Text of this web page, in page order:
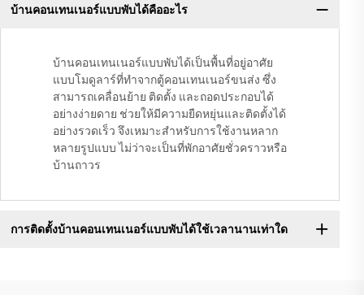
บ้านคอนเทนเนอร์แบบพับได้คืออะไร
บ้านคอนเทนเนอร์แบบพับได้เป็นพื้นที่อยู่อาศัย
แบบโมดูลาร์ที่ทำจากตู้คอนเทนเนอร์ขนส่ง ซึ่ง
สามารถเคลื่อนย้าย ติดตั้ง และถอดประกอบได้
อย่างง่ายดาย ช่วยให้มีความยืดหยุ่นและติดตั้งได้
อย่างรวดเร็ว จึงเหมาะสำหรับการใช้งานหลาก
หลายรูปแบบ ไม่ว่าจะเป็นที่พักอาศัยชั่วคราวหรือ
บ้านถาวร
การติดตั้งบ้านคอนเทนเนอร์แบบพับได้ใช้เวลานานเท่าใด